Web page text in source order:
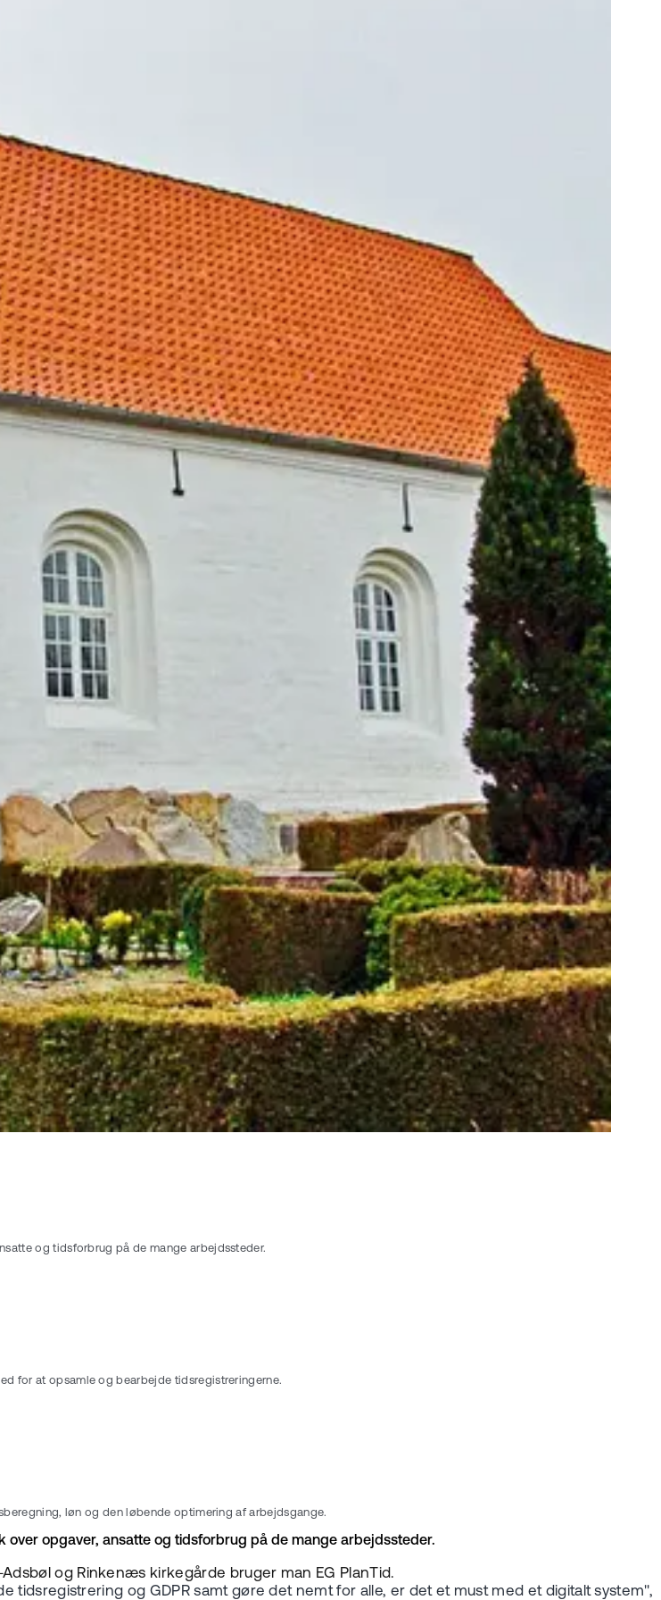
og tidsforbrug på de mange arbejdssteder.
for at opsamle og bearbejde tidsregistreringerne.
løn og den løbende optimering af arbejdsgange.
opgaver, ansatte og tidsforbrug på de mange arbejdssteder.
og Rinkenæs kirkegårde bruger man EG PlanTid.
tidsregistrering og GDPR samt gøre det nemt for alle, er det et must med et digitalt system",